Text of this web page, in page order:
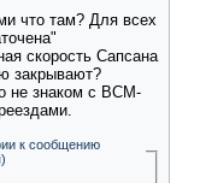
что там? Для всех
скорость Сапсана
закрывают?
не знаком с ВСМ-
к сообщению